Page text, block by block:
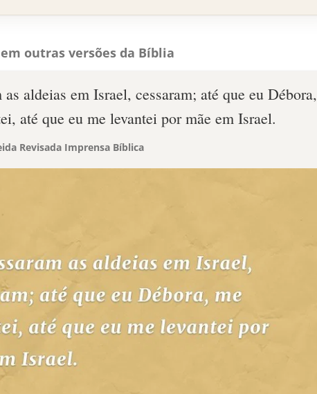
outras versões da Bíblia
as aldeias em Israel, cessaram; até que eu Débora,
até que eu me levantei por mãe em Israel.
Revisada Imprensa Bíblica